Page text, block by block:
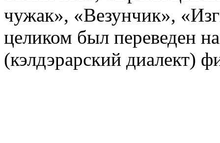
чужак», «Везунчик», «
целиком был переведен
(кэлдэрарский диалект)